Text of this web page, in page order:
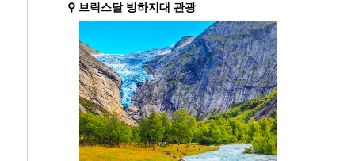
⚲ 브릭스달 빙하지대 관광